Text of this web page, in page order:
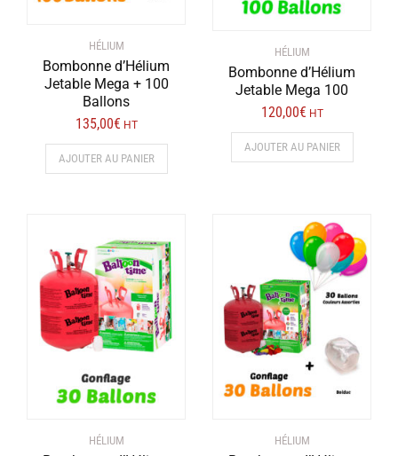
HÉLIUM
Bombonne d’Hélium
Jetable Mega + 100
Ballons
135,00€ HT
AJOUTER AU PANIER
HÉLIUM
Bombonne d’Hélium
Jetable Mega 100
120,00€ HT
AJOUTER AU PANIER
HÉLIUM HÉLIUM